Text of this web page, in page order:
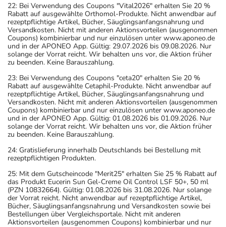
22: Bei Verwendung des Coupons "Vital2026" erhalten Sie 20 %
Rabatt auf ausgewählte Orthomol-Produkte. Nicht anwendbar auf
rezeptpflichtige Artikel, Bücher, Säuglingsanfangsnahrung und
Versandkosten. Nicht mit anderen Aktionsvorteilen (ausgenommen
Coupons) kombinierbar und nur einzulösen unter www.aponeo.de
und in der APONEO App. Gültig: 29.07.2026 bis 09.08.2026. Nur
solange der Vorrat reicht. Wir behalten uns vor, die Aktion früher
zu beenden. Keine Barauszahlung.
23: Bei Verwendung des Coupons "ceta20" erhalten Sie 20 %
Rabatt auf ausgewählte Cetaphil-Produkte. Nicht anwendbar auf
rezeptpflichtige Artikel, Bücher, Säuglingsanfangsnahrung und
Versandkosten. Nicht mit anderen Aktionsvorteilen (ausgenommen
Coupons) kombinierbar und nur einzulösen unter www.aponeo.de
und in der APONEO App. Gültig: 01.08.2026 bis 01.09.2026. Nur
solange der Vorrat reicht. Wir behalten uns vor, die Aktion früher
zu beenden. Keine Barauszahlung.
24: Gratislieferung innerhalb Deutschlands bei Bestellung mit
rezeptpflichtigen Produkten.
25: Mit dem Gutscheincode "Merit25" erhalten Sie 25 % Rabatt auf
das Produkt Eucerin Sun Gel-Creme Oil Control LSF 50+, 50 ml
(PZN 10832664). Gültig: 01.08.2026 bis 31.08.2026. Nur solange
der Vorrat reicht. Nicht anwendbar auf rezeptpflichtige Artikel,
Bücher, Säuglingsanfangsnahrung und Versandkosten sowie bei
Bestellungen über Vergleichsportale. Nicht mit anderen
Aktionsvorteilen (ausgenommen Coupons) kombinierbar und nur